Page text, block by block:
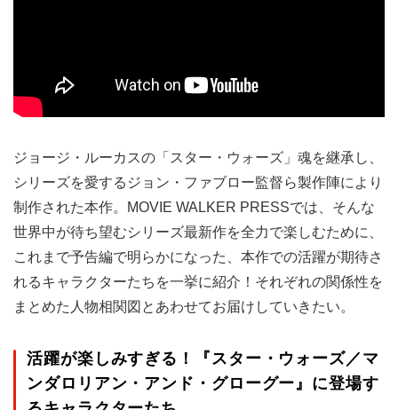
ジョージ・ルーカスの「スター・ウォーズ」魂を継承し、
シリーズを愛するジョン・ファブロー監督ら製作陣により
制作された本作。MOVIE WALKER PRESSでは、そんな
世界中が待ち望むシリーズ最新作を全力で楽しむために、
これまで予告編で明らかになった、本作での活躍が期待さ
れるキャラクターたちを一挙に紹介！それぞれの関係性を
まとめた人物相関図とあわせてお届けしていきたい。
活躍が楽しみすぎる！『スター・ウォーズ／マ
ンダロリアン・アンド・グローグー』に登場す